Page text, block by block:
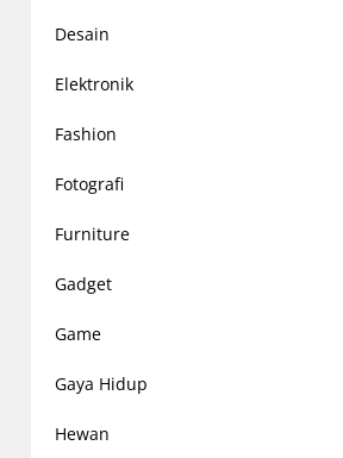
Desain
Elektronik
Fashion
Fotografi
Furniture
Gadget
Game
Gaya Hidup
Hewan